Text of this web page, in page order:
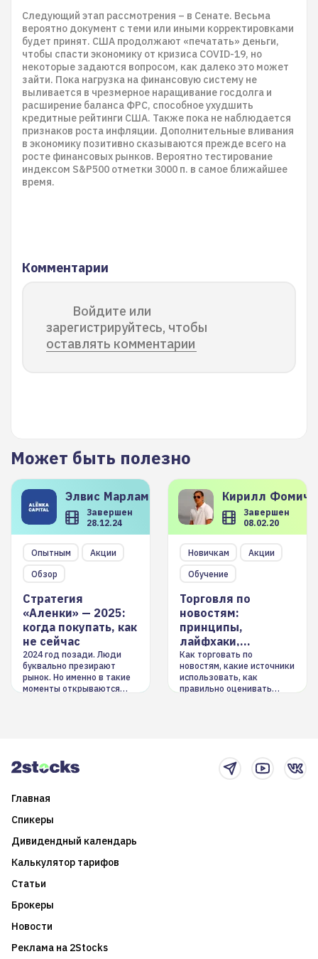
Следующий этап рассмотрения – в Сенате. Весьма
вероятно документ с теми или иными корректировками
будет принят. США продолжают «печатать» деньги,
чтобы спасти экономику от кризиса COVID-19, но
некоторые задаются вопросом, как далеко это может
зайти. Пока нагрузка на финансовую систему не
выливается в чрезмерное наращивание госдолга и
расширение баланса ФРС, способное ухудшить
кредитные рейтинги США. Также пока не наблюдается
признаков роста инфляции. Дополнительные вливания
в экономику позитивно сказываются прежде всего на
росте финансовых рынков. Вероятно тестирование
индексом S&P500 отметки 3000 п. в самое ближайшее
время.
Комментарии
Войдите или
зарегистрируйтесь, чтобы
оставлять комментарии
Может быть полезно
Элвис Марламов
Завершен
28.12.24
Опытным
Акции
Обзор
Стратегия
«Аленки» — 2025:
когда покупать, как
не сейчас
2024 год позади. Люди
буквально презирают
рынок. Но именно в такие
моменты открываются
Кирилл
Завершен
08.02.20
Новичкам
Акции
Обучение
Торговля по
новостям:
принципы,
лайфхаки,
инструменты
Как торговать по
новостям, какие источники
использовать, как
правильно оценивать
Главная
Спикеры
Дивидендный календарь
Калькулятор тарифов
Статьи
Брокеры
Новости
Реклама на 2Stocks